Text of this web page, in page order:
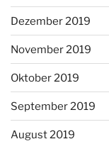
Dezember 2019
November 2019
Oktober 2019
September 2019
August 2019